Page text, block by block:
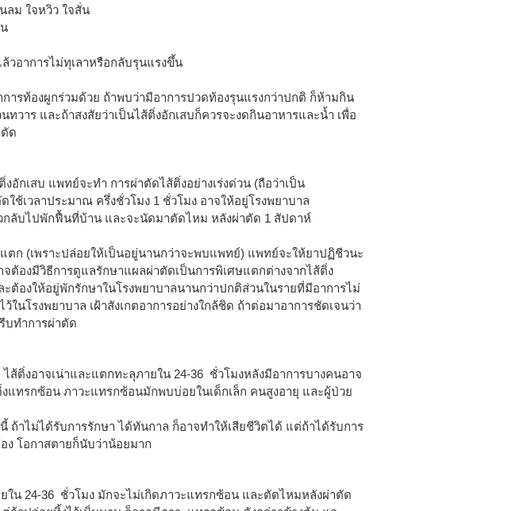
ลม ใจหวิว ใจสั่น
วอาการไม่ทุเลาหรือกลับรุนแรงขึ้น
ารท้องผูกร่วมด้วย ถ้าพบว่ามีอาการปวดท้องรุนแรงกว่าปกติ ก็ห้ามกิน
ทวาร และถ้าสงสัยว่าเป็นไส้ติ่งอักเสบก็ควรจะงดกินอาหารและน้ำ เพื่อ
ด
งอักเสบ แพทย์จะทำ การผ่าตัดไส้ติ่งอย่างเร่งด่วน (ถือว่าเป็น
ใช้เวลาประมาณ ครึ่งชั่วโมง 1 ชั่วโมง อาจให้อยู่โรงพยาบาล
กลับไปพักฟื้นที่บ้าน และจะนัดมาตัดไหม หลังผ่าตัด 1 สัปดาห์
ตก (เพราะปล่อยให้เป็นอยู่นานกว่าจะพบแพทย์) แพทย์จะให้ยาปฏิชีวนะ
ต้องมีวิธีการดูแลรักษาแผลผ่าตัดเป็นการพิเศษแตกต่างจากไส้ติ่ง
ต้องให้อยู่พักรักษาในโรงพยาบาลนานกว่าปกติส่วนในรายที่มีอาการไม่
ในโรงพยาบาล เฝ้าสังเกตอาการอย่างใกล้ชิด ถ้าต่อมาอาการชัดเจนว่า
บทำการผ่าตัด
ส้ติ่งอาจเน่าและแตกทะลุภายใน 24-36 ชั่วโมงหลังมีอาการบางคนอาจ
งแทรกซ้อน ภาวะแทรกซ้อนมักพบบ่อยในเด็กเล็ก คนสูงอายุ และผู้ป่วย
ถ้าไม่ได้รับการรักษา ได้ทันกาล ก็อาจทำให้เสียชีวิตได้ แต่ถ้าได้รับการ
ง โอกาสตายก็นับว่าน้อยมาก
ใน 24-36 ชั่วโมง มักจะไม่เกิดภาวะแทรกซ้อน และตัดไหมหลังผ่าตัด